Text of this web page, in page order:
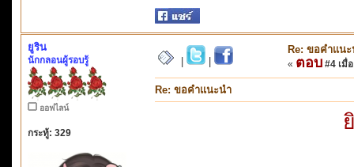
ยูริน
นักกลอนผู้รอบรู้
ออฟไลน์
กระทู้: 329
Re: ขอคำแนะ
« ตอบ #4 เมื่
Re: ขอคำแนะนำ